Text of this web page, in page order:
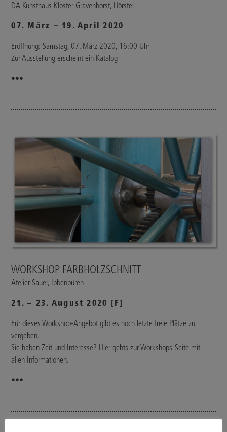
DA Kunsthaus Kloster Gravenhorst, Hörstel
07. März – 19. April 2020
Eröffnung: Samstag, 07. März 2020, 16:00 Uhr
Zur Ausstellung erscheint ein Katalog
•••
WORKSHOP FARBHOLZSCHNITT
Atelier Sauer, Ibbenbüren
21. – 23. August 2020 [F]
Für dieses Workshop-Angebot gibt es noch letzte freie Plätze zu
vergeben.
Sie haben Zeit und Interesse? Hier gehts zur Workshops-Seite mit
allen Informationen.
•••